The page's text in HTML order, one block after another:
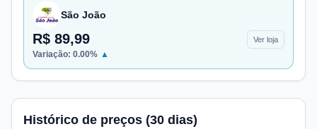
São João
R$ 89,99 Ver loja
Variação: 0.00% ▲
Histórico de preços (30 dias)